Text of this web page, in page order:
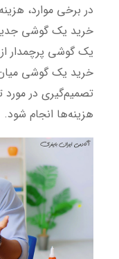
در برخی موارد،
خرید یک گوشی
یک گوشی پرچمدار
خرید یک گوشی
تصمیم‌گیری در
هزینه‌ها انجام شود.